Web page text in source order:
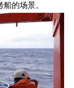
的场景。